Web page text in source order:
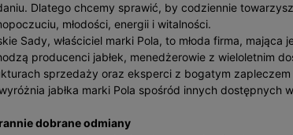
Dlatego chcemy sprawić, by codziennie
młodości, energii i witalności.
Sady, właściciel marki Pola, to młoda firma, mająca
producenci jabłek, menedżerowie z wieloletnim
sprzedaży oraz eksperci z bogatym
jabłka marki Pola spośród innych dostępnych
dobrane odmiany